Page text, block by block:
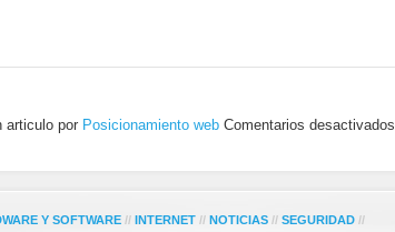
articulo por Posicionamiento web Comentarios desactivados
Y SOFTWARE // INTERNET // NOTICIAS // SEGURIDAD //